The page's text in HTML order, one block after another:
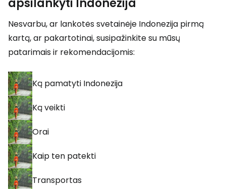
apsilankyti Indonezija
Nesvarbu, ar lankotės svetainėje Indonezija pirmą
kartą, ar pakartotinai, susipažinkite su mūsų
patarimais ir rekomendacijomis:
Ką pamatyti Indonezija
Ką veikti
Orai
Kaip ten patekti
Transportas